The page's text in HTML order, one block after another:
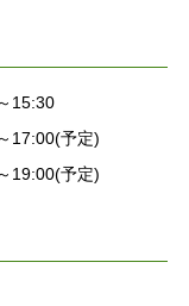
15:30
17:00(予定)
19:00(予定)